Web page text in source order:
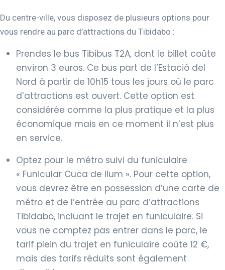
Du centre-ville, vous disposez de plusieurs options pour
vous rendre au parc d’attractions du Tibidabo :
Prendes le bus Tibibus T2A, dont le billet coûte
environ 3 euros. Ce bus part de l’Estació del
Nord à partir de 10h15 tous les jours où le parc
d’attractions est ouvert. Cette option est
considérée comme la plus pratique et la plus
économique mais en ce moment il n’est plus
en service.
Optez pour le métro suivi du funiculaire
« Funicular Cuca de llum ». Pour cette option,
vous devrez être en possession d’une carte de
métro et de l’entrée au parc d’attractions
Tibidabo, incluant le trajet en funiculaire. Si
vous ne comptez pas entrer dans le parc, le
tarif plein du trajet en funiculaire coûte 12 €,
mais des tarifs réduits sont également